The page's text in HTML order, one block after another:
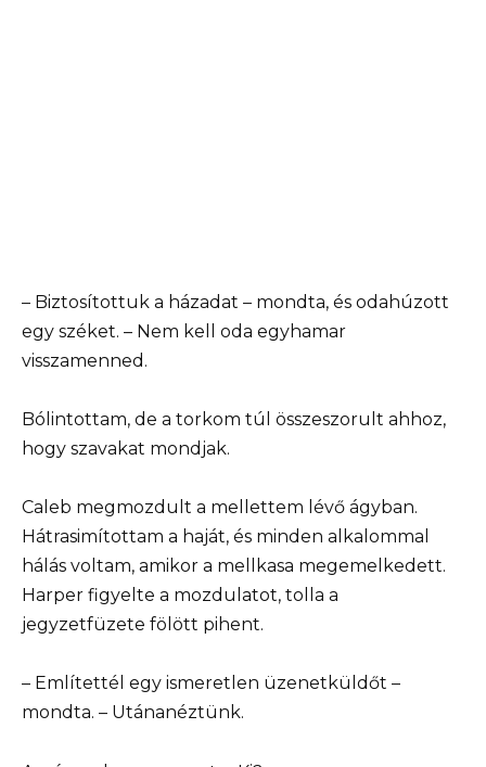
– Biztosítottuk a házadat – mondta, és odahúzott
egy széket. – Nem kell oda egyhamar
visszamenned.
Bólintottam, de a torkom túl összeszorult ahhoz,
hogy szavakat mondjak.
Caleb megmozdult a mellettem lévő ágyban.
Hátrasimítottam a haját, és minden alkalommal
hálás voltam, amikor a mellkasa megemelkedett.
Harper figyelte a mozdulatot, tolla a
jegyzetfüzete fölött pihent.
– Említettél egy ismeretlen üzenetküldőt –
mondta. – Utánanéztünk.